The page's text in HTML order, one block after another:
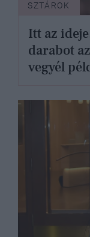
SZTÁROK
Itt az
darabot
vegyél